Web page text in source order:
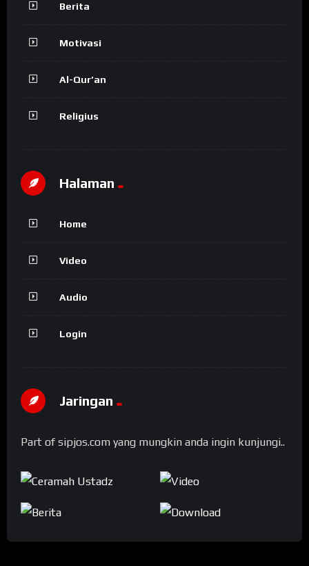
Berita
Motivasi
Al-Qur’an
Religius
Halaman
Home
Video
Audio
Login
Jaringan
Part of sipjos.com yang mungkin anda ingin kunjungi..